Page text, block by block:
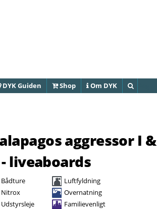
DYK Guiden Shop Om DYK
aggressor I &
liveaboards
Bådture
Luftfyldning
Nitrox
Overnatning
Udstyrsleje
Familievenligt